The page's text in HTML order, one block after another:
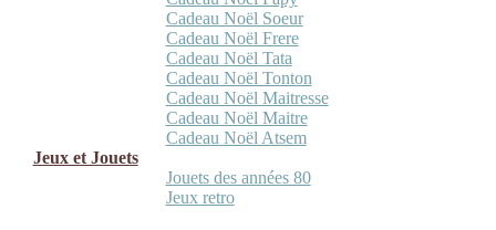
Cadeau Noël Soeur
Cadeau Noël Frere
Cadeau Noël Tata
Cadeau Noël Tonton
Cadeau Noël Maitresse
Cadeau Noël Maitre
Cadeau Noël Atsem
Jeux et Jouets
Jouets des années 80
Jeux retro